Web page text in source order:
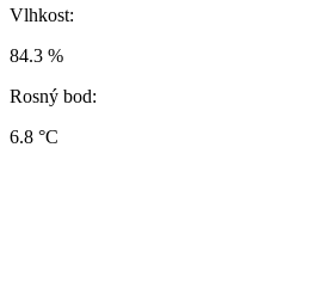
Vlhkost:
84.3 %
Rosný bod:
6.8 °C